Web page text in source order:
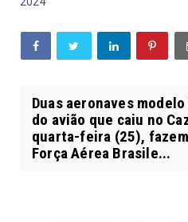
Duas aeronaves
do avião que caiu no
quarta-feira (25),
Força Aérea Brasile...